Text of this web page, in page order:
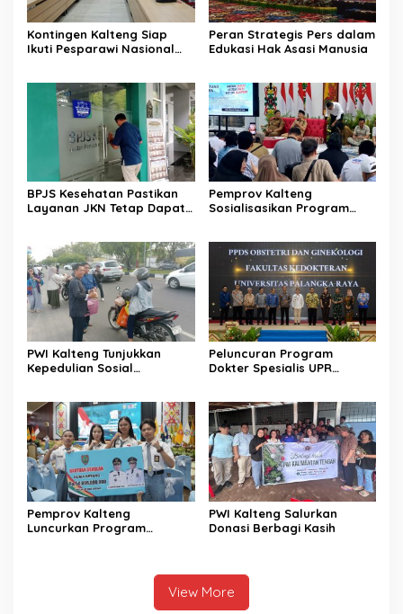
Kontingen Kalteng Siap
Ikuti Pesparawi Nasional
Peran Strategis Pers dalam
Edukasi Hak Asasi Manusia
BPJS Kesehatan Pastikan
Layanan JKN Tetap Dapat
Pemprov Kalteng
Sosialisasikan Program
PWI Kalteng Tunjukkan
Kepedulian Sosial
Peluncuran Program
Dokter Spesialis UPR
Pemprov Kalteng
Luncurkan Program
PWI Kalteng Salurkan
Donasi Berbagi Kasih
View More